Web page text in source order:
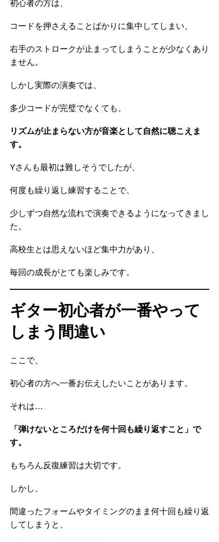
初心者の方は、
コードを押さえることばかりに集中してしまい、
右手のストロークが止まってしまうことが少なくあり
ません。
しかし実際の演奏では、
多少コードが完璧でなくても、
リズムが止まらない方が音楽として自然に聴こえま
す。
Yさんも最初は難しそうでしたが、
何度も繰り返し練習することで、
少しずつ自然な流れで演奏できるようになってきまし
た。
高校生とは思えないほど集中力があり、
毎回の成長がとても楽しみです。
ギター初心者が一番やって
しまう間違い
ここで、
初心者の方へ一番お伝えしたいことがあります。
それは…
「弾けないところだけを何十回も繰り返すこと」で
す。
もちろん反復練習は大切です。
しかし、
間違ったフォームやタイミングのまま何十回も繰り返
してしまうと、